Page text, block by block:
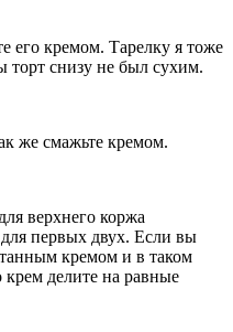
его кремом. Тарелку я тоже
торт снизу не был сухим.
же смажьте кремом.
верхнего коржа
первых двух. Если вы
кремом и в таком
крем делите на равные